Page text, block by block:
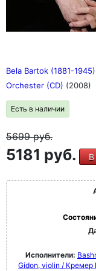
Bela Bartok (1881-
Orchester (CD) (2008)
Есть в наличии
5699руб.
5181 руб. В
Исполнители:
Gidon, violin / Кремер